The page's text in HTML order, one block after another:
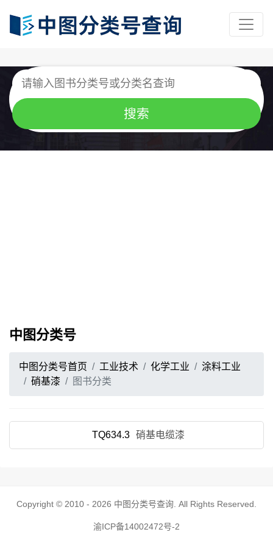
中图分类号
中图分类号首页 工业技术 化学工业
涂料工业
硝基漆
图书分类
TQ634.3 硝基电缆漆
Copyright © 2010 - 2026 中图分类号查询 . All Rights Reserved.
渝ICP备14002472号-2